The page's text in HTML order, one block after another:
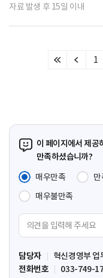
자료 발생 후 15일 이내
처
이
1
이 페이지에서 제공
만족하셨습니까?
매우만족
매우불만족
견
입
력
담당자
혁신경영부 업
전화번호
033-749-